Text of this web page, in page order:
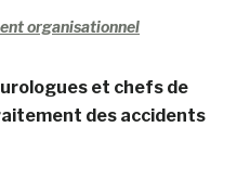
organisationnel
et chefs de
des accidents